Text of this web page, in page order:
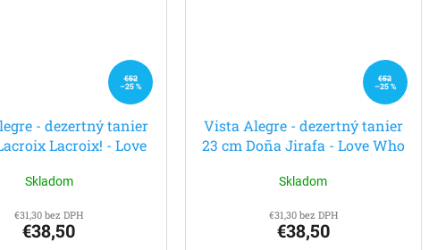
€52
–25 %
- dezertný tanier
Lacroix! - Love
Skladom
€31,30 bez DPH
€38,50
€52
–25 %
Vista Alegre - dezertný tanier
23 cm Doña Jirafa - Love Who
Skladom
€31,30 bez DPH
€38,50